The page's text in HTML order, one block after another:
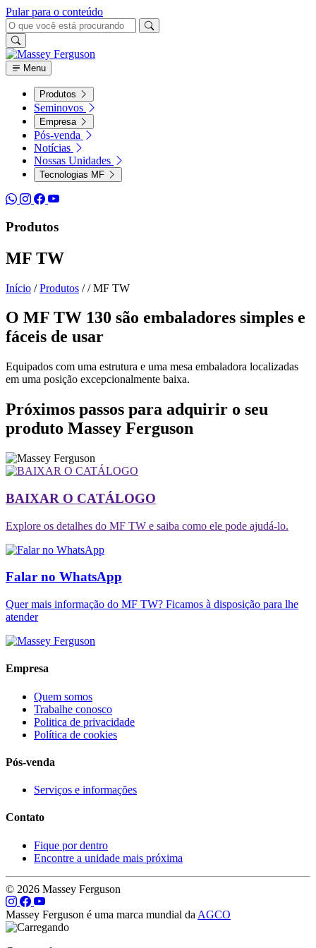
Pular para o conteúdo
Menu
Produtos
Seminovos
Empresa
Pós-venda
Notícias
Nossas Unidades
Tecnologias MF
Produtos
MF TW
Início / Produtos / / MF TW
O MF TW 130 são embaladores simples e
fáceis de usar
Equipados com uma estrutura e uma mesa embaladora localizadas
em uma posição excepcionalmente baixa.
Próximos passos para adquirir o seu
produto Massey Ferguson
BAIXAR O CATÁLOGO
Explore os detalhes do MF TW e saiba como ele pode ajudá-lo.
Falar no WhatsApp
Quer mais informação do MF TW? Ficamos à disposição para lhe
atender
Empresa
Quem somos
Trabalhe conosco
Politica de privacidade
Política de cookies
Pós-venda
Serviços e informações
Contato
Fique por dentro
Encontre a unidade mais próxima
© 2026 Massey Ferguson
Massey Ferguson é uma marca mundial da AGCO